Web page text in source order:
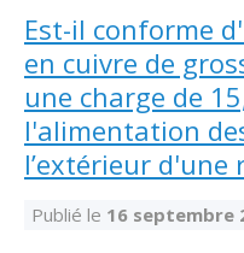
Est-il conforme
en cuivre de
une charge de
l'alimentation
l’extérieur d'une
Publié le 16 septembre